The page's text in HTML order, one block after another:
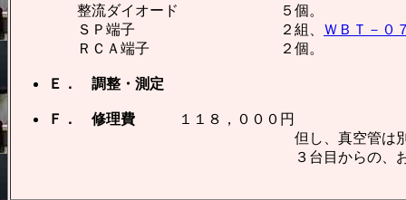
整流ダイオード ５個。
ＳＰ端子 ２組、 ＷＢＴ－０
ＲＣＡ端子 ２個。
Ｅ． 調整・測定
Ｆ． 修理費 １１８，０００円
但し、真空管は別途で
３台目からの、お馴染み